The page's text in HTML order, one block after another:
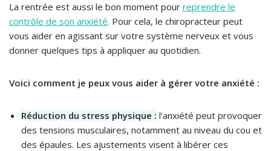
La rentrée est aussi le bon moment pour reprendre le
contrôle de son anxiété. Pour cela, le chiropracteur peut
vous aider en agissant sur votre système nerveux et vous
donner quelques tips à appliquer au quotidien.
Voici comment je peux vous aider à gérer votre anxiété :
Réduction du stress physique : l’anxiété peut provoquer
des tensions musculaires, notamment au niveau du cou et
des épaules. Les ajustements visent à libérer ces